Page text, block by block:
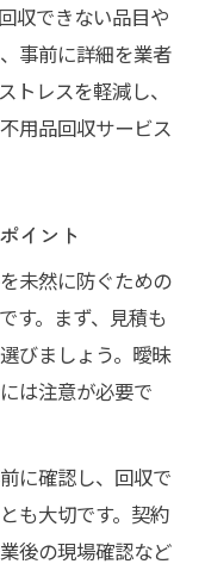
収できない品目や
事前に詳細を業者
トレスを軽減し、
用品回収サービス
イント
未然に防ぐための
す。まず、見積も
びましょう。曖昧
は注意が必要で
に確認し、回収で
も大切です。契約
後の現場確認など